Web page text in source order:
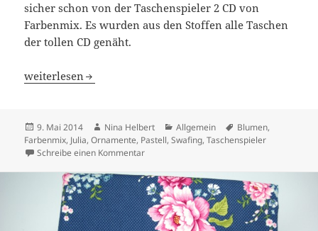
sicher schon von der Taschenspieler 2 CD von
Farbenmix. Es wurden aus den Stoffen alle Taschen
der tollen CD genäht.
Shop-News: Julia von Swafing
weiterlesen
Veröffentlicht
am
9. Mai 2014 Autor
Nina Helbert Kategorien
Allgemein Schlagwörter
Blumen,
Farbenmix, Julia,Ornamente, Pastell,Swafing,Taschenspieler
Schreibe einen Kommentarzu Shop-News: Julia von Swafing